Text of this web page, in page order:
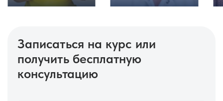
Записаться на курс или
получить бесплатную
консультацию